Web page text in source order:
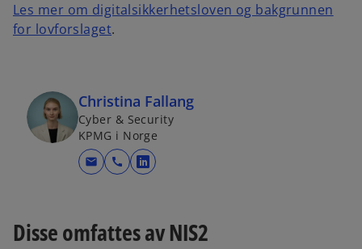
Les mer om digitalsikkerhetsloven og bakgrunnen
for lovforslaget.
Christina Fallang
Cyber & Security
KPMG i Norge
mail call
o
n
Disse omfattes av NIS2